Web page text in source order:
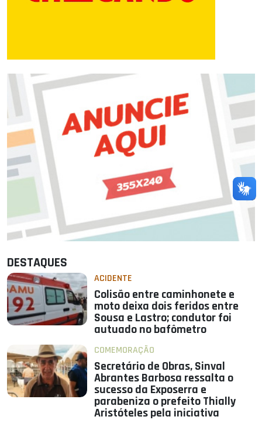
DESTAQUES
ACIDENTE
Colisão entre caminhonete e
moto deixa dois feridos entre
Sousa e Lastro; condutor foi
autuado no bafômetro
COMEMORAÇÃO
Secretário de Obras, Sinval
Abrantes Barbosa ressalta o
sucesso da Exposerra e
parabeniza o prefeito Thially
Aristóteles pela iniciativa